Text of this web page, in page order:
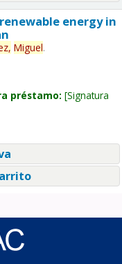
energy in
Miguel.
préstamo: Signatura